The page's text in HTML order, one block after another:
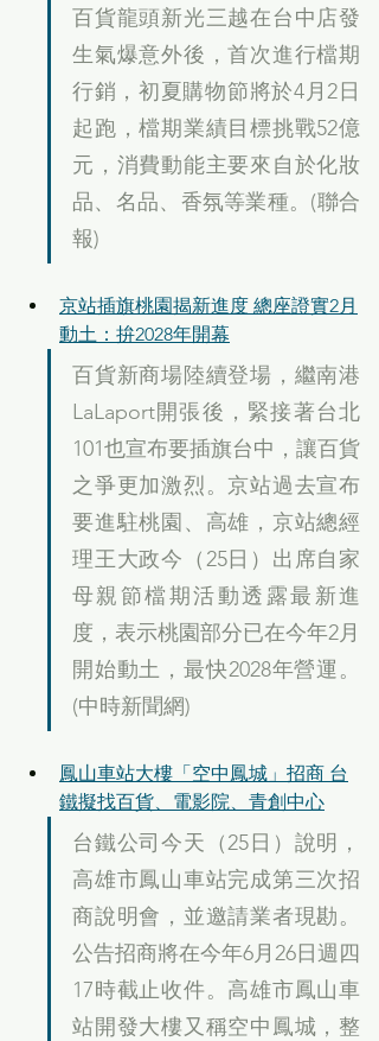
百貨龍頭新光三越在台中店發
生氣爆意外後，首次進行檔期
行銷，初夏購物節將於4月2日
起跑，檔期業績目標挑戰52億
元，消費動能主要來自於化妝
品、名品、香氛等業種。(聯合
報)
京站插旗桃園揭新進度 總座證實2月
動土：拚2028年開幕
百貨新商場陸續登場，繼南港
LaLaport開張後，緊接著台北
101也宣布要插旗台中，讓百貨
之爭更加激烈。京站過去宣布
要進駐桃園、高雄，京站總經
理王大政今（25日）出席自家
母親節檔期活動透露最新進
度，表示桃園部分已在今年2月
開始動土，最快2028年營運。
(中時新聞網)
鳳山車站大樓「空中鳳城」招商 台
鐵擬找百貨、電影院、青創中心
台鐵公司今天（25日）說明，
高雄市鳳山車站完成第三次招
商說明會，並邀請業者現勘。
公告招商將在今年6月26日週四
17時截止收件。高雄市鳳山車
站開發大樓又稱空中鳳城，整